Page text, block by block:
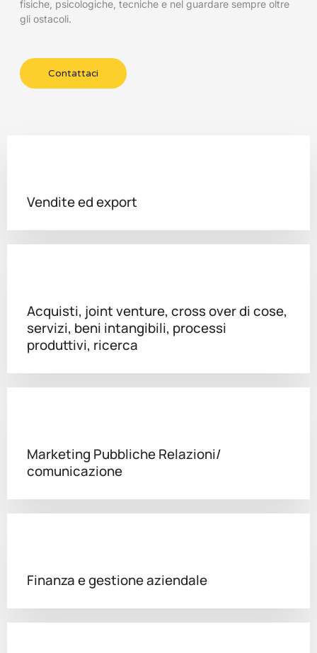
fisiche, psicologiche, tecniche e nel guardare sempre oltre
gli ostacoli.
Contattaci
Vendite ed export
Acquisti, joint venture, cross over di cose,
servizi, beni intangibili, processi
produttivi, ricerca
Marketing Pubbliche Relazioni/
comunicazione
Finanza e gestione aziendale